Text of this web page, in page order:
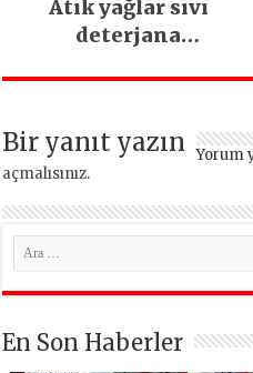
Atık yağlar sıvı
deterjana
Bir yanıt yazın Yorum
açmalısınız.
En Son Haberler